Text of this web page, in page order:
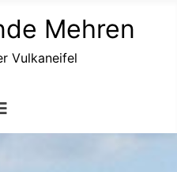
Mehren
Vulkaneifel